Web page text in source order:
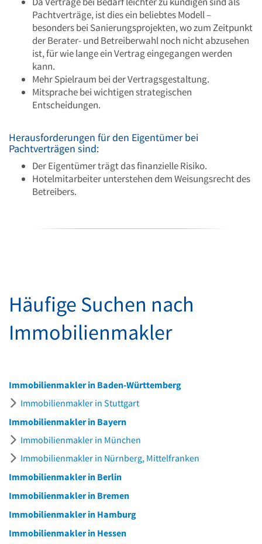
Pachtverträge, ist dies ein beliebtes Modell –
besonders bei Sanierungsprojekten, wo zum Zeitpunkt
der Berater- und Betreiberwahl noch nicht abzusehen
ist, für wie lange ein Vertrag eingegangen werden
kann.
Mehr Spielraum bei der Vertragsgestaltung.
Mitsprache bei wichtigen strategischen
Entscheidungen.
Herausforderungen für den Eigentümer bei
Pachtverträgen sind:
Der Eigentümer trägt das finanzielle Risiko.
Hotelmitarbeiter unterstehen dem Weisungsrecht des
Betreibers.
Häufige Suchen nach
Immobilienmakler
Immobilienmakler in Baden-Württemberg
Immobilienmakler in Stuttgart
Immobilienmakler in Bayern
Immobilienmakler in München
Immobilienmakler in Nürnberg, Mittelfranken
Immobilienmakler in Berlin
Immobilienmakler in Bremen
Immobilienmakler in Hamburg
Immobilienmakler in Hessen